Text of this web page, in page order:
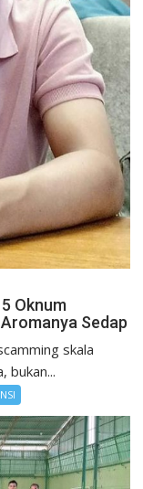
Oknum
Sedap
skala
bukan...